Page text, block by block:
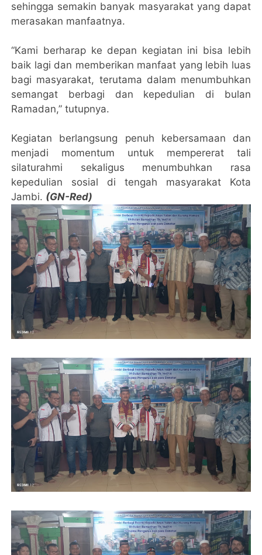
sehingga semakin banyak masyarakat yang dapat
merasakan manfaatnya.
“Kami berharap ke depan kegiatan ini bisa lebih
baik lagi dan memberikan manfaat yang lebih luas
bagi masyarakat, terutama dalam menumbuhkan
semangat berbagi dan kepedulian di bulan
Ramadan,” tutupnya.
Kegiatan berlangsung penuh kebersamaan dan
menjadi momentum untuk mempererat tali
silaturahmi sekaligus menumbuhkan rasa
kepedulian sosial di tengah masyarakat Kota
Jambi. (GN-Red)